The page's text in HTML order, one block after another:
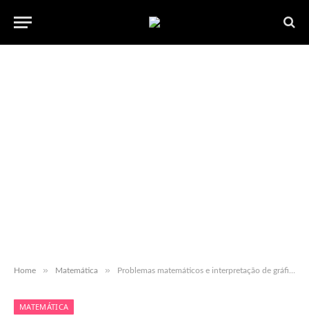
Home » Matemática » Problemas matemáticos e interpretação de gráficos – 2º ano – para baixar EDITÃVEL
MATEMÁTICA